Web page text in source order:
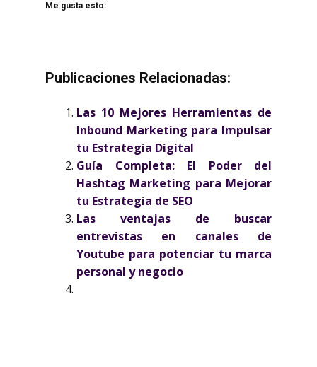
Me gusta esto:
Publicaciones Relacionadas:
Las 10 Mejores Herramientas de
Inbound Marketing para Impulsar
tu Estrategia Digital
Guía Completa: El Poder del
Hashtag Marketing para Mejorar
tu Estrategia de SEO
Las ventajas de buscar
entrevistas en canales de
Youtube para potenciar tu marca
personal y negocio